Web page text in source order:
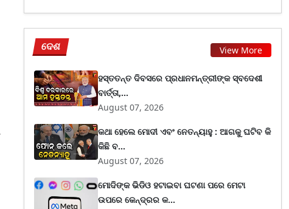
ଦେଶ View More
ହସ୍ତତନ୍ତ ଦିବସରେ ପ୍ରଧାନମନ୍ତ୍ରୀଙ୍କ ସ୍ବଦେଶୀ
ବାର୍ତ୍ତା,...
August 07, 2026
କଥା ହେଲେ ମୋଦୀ ଏବଂ ନେତନ୍ୟାହୁ : ଆଗକୁ ଘଟିବ କି
କିଛି ବ...
August 07, 2026
ମୋଦିଙ୍କ ଭିଡିଓ ହଟାଇବା ଘଟଣା ପରେ ମେଟା
ଉପରେ କେନ୍ଦ୍ରର କ...